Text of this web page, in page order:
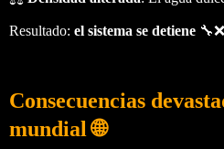
Resultado: el sistema se detiene 🔧❌
Consecuencias
mundial 🌐